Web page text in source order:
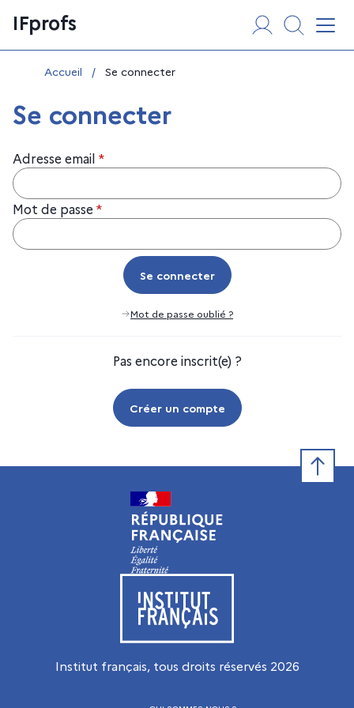
au
contenu
IFprofs
Vous êtes ici :
Accueil / Se connecter
Se connecter
Adresse email *
Mot de passe *
Se connecter
Se connecter
Mot de passe oublié ?
Pas encore inscrit(e) ?
Créer un compte
Visiter le site de l’Institut français
Institut français, tous droits réservés 2026